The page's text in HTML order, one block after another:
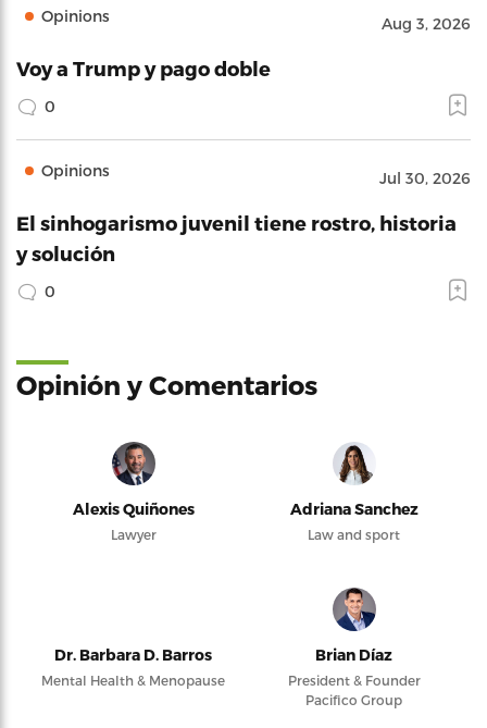
Opinions Aug 3, 2026
Voy a Trump y pago doble
0
Opinions Jul 30, 2026
El sinhogarismo juvenil tiene rostro, historia
y solución
0
Opinión y Comentarios
Alexis Quiñones
Lawyer
Adriana Sanchez
Law and sport
Dr. Barbara D. Barros
Mental Health & Menopause
Brian Díaz
President & Founder
Pacifico Group